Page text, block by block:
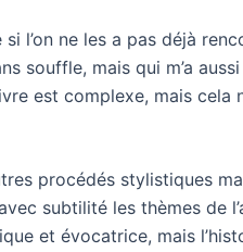
l’on ne les a pas déjà
souffle, mais qui m’a
est complexe, mais cela
procédés stylistiques
subtilité les thèmes de
et évocatrice, mais